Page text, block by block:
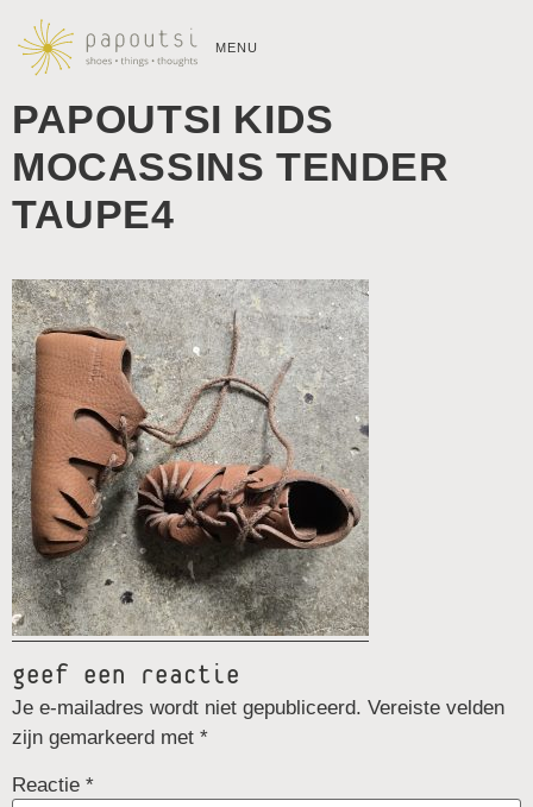
MENU
PAPOUTSI KIDS
MOCASSINS TENDER
TAUPE4
geef een reactie
Je e-mailadres wordt niet gepubliceerd. Vereiste velden
zijn gemarkeerd met *
Reactie *